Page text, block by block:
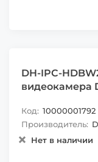
DH-IPC-
видеокамера
Код: 10000001792
Производитель:
Нет в наличии